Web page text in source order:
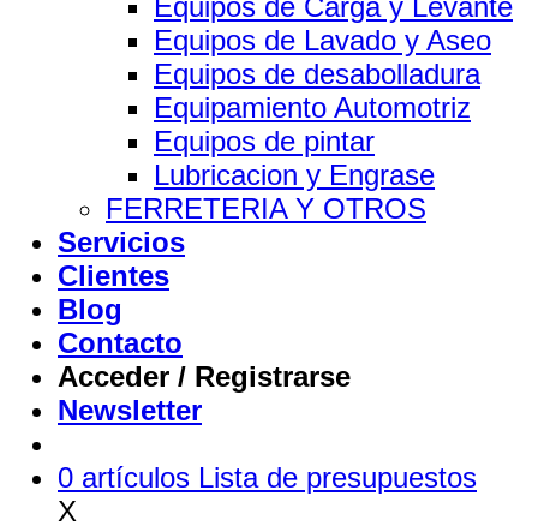
Equipos de Lavado y Aseo
Equipos de desabolladura
Equipamiento Automotriz
Equipos de pintar
Lubricacion y Engrase
FERRETERIA Y OTROS
Servicios
Clientes
Blog
Contacto
Acceder / Registrarse
Newsletter
0 artículos Lista de presupuestos
X